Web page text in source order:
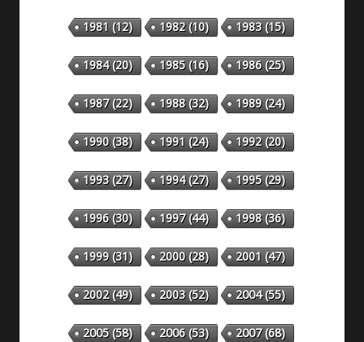
1981 (12) 1982(10) 1983(15)
1984(20) 1985(16) 1986(25)
1987(22) 1988(32) 1989(24)
1990(38) 1991 (24) 1992(20)
1993(27) 1994(27) 1995(29)
1996(30) 1997(44) 1998(36)
1999(31) 2000(28) 2001 (47)
2002(49) 2003(52) 2004(55)
2005(58) 2006(53) 2007(68)